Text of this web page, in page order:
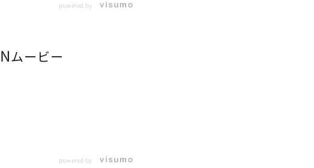
powered by
ムービー
powered by